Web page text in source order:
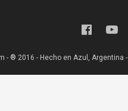
- ® 2016 - Hecho en Azul, Argentina -